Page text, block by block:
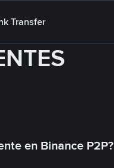
Transfer
en Binance P2P?